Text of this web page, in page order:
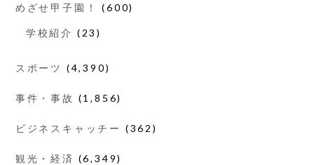
めざせ甲子園！ (600)
学校紹介 (23)
スポーツ (4,390)
事件・事故 (1,856)
ビジネスキャッチー (362)
観光・経済 (6,349)